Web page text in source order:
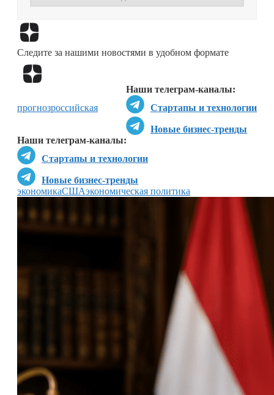
Следите за нашими новостями в удобном формате
Наши телеграм-каналы:
Стартапы и технологии
Новые бизнес-тренды
Наши телеграм-каналы:
Стартапы и технологии
Новые бизнес-тренды
прогнозроссийская
экономикаСШАэкономическая политика